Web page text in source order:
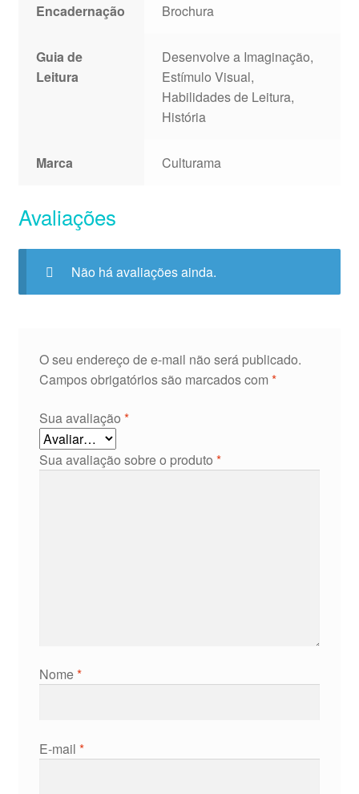
Encadernação Brochura
Guia de
Leitura
Desenvolve a Imaginação,
Estímulo Visual,
Habilidades de Leitura,
História
Marca Culturama
Avaliações
Não há avaliações ainda.
O seu endereço de e-mail não será publicado.
Campos obrigatórios são marcados com *
Sua avaliação *
Sua avaliação sobre o produto *
Nome*
E-mail *